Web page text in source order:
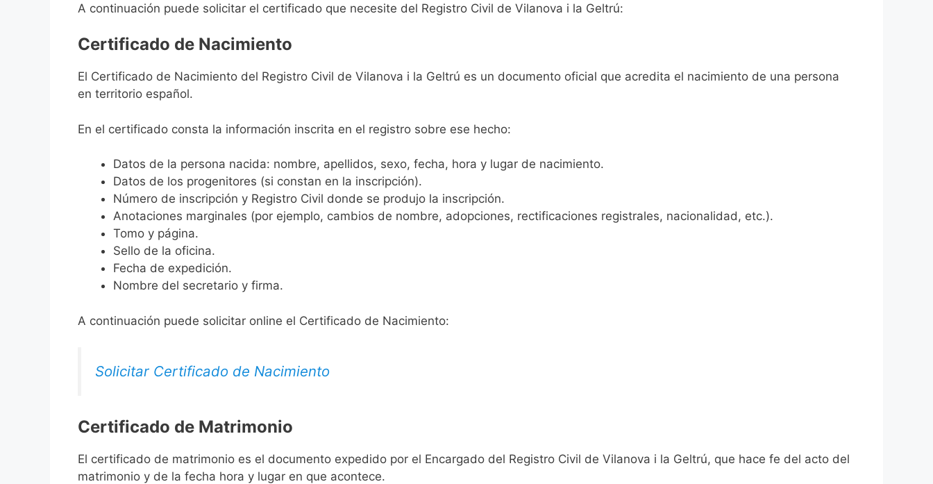
A continuación puede solicitar el certificado que necesite del Registro Civil de Vilanova i la Geltrú:
Certificado de Nacimiento
El Certificado de Nacimiento del Registro Civil de Vilanova i la Geltrú es un documento oficial que acredita el nacimiento de una persona
en territorio español.
En el certificado consta la información inscrita en el registro sobre ese hecho:
Datos de la persona nacida: nombre, apellidos, sexo, fecha, hora y lugar de nacimiento.
Datos de los progenitores (si constan en la inscripción).
Número de inscripción y Registro Civil donde se produjo la inscripción.
Anotaciones marginales (por ejemplo, cambios de nombre, adopciones, rectificaciones registrales, nacionalidad, etc.).
Tomo y página.
Sello de la oficina.
Fecha de expedición.
Nombre del secretario y firma.
A continuación puede solicitar online el Certificado de Nacimiento:
Solicitar Certificado de Nacimiento
Certificado de Matrimonio
El certificado de matrimonio es el documento expedido por el Encargado del Registro Civil de Vilanova i la Geltrú, que hace fe del acto del
matrimonio y de la fecha hora y lugar en que acontece.